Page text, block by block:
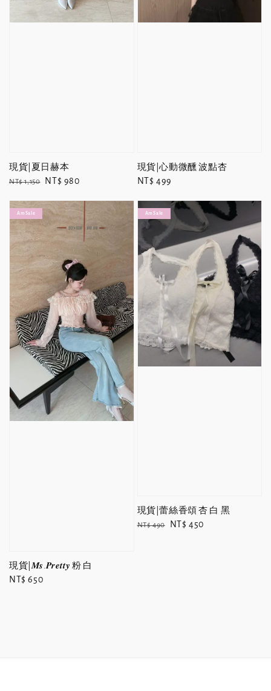
現貨|夏日赫本
Regular
NT$ 1,150
Sale
NT$ 980
現貨|心動微醺 波點杏
Regular
NT$ 499
Am Sale
現貨|𝑴𝒔.𝑷𝒓𝒆𝒕𝒕𝒚 粉 白
Regular
NT$ 650
Am Sale
現貨|蕾絲香頌 杏 白 黑
Regular
NT$ 490
Sale
NT$ 450